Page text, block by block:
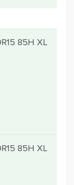
85H XL
85H XL